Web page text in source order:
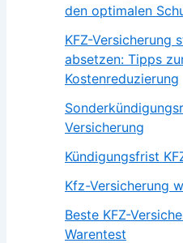
den optimalen
KFZ-Versicherung
absetzen: Tipps
Kostenreduzierung
Versicherung
Kündigungsfrist
Kfz-Versicherung
Beste KFZ-
Warentest